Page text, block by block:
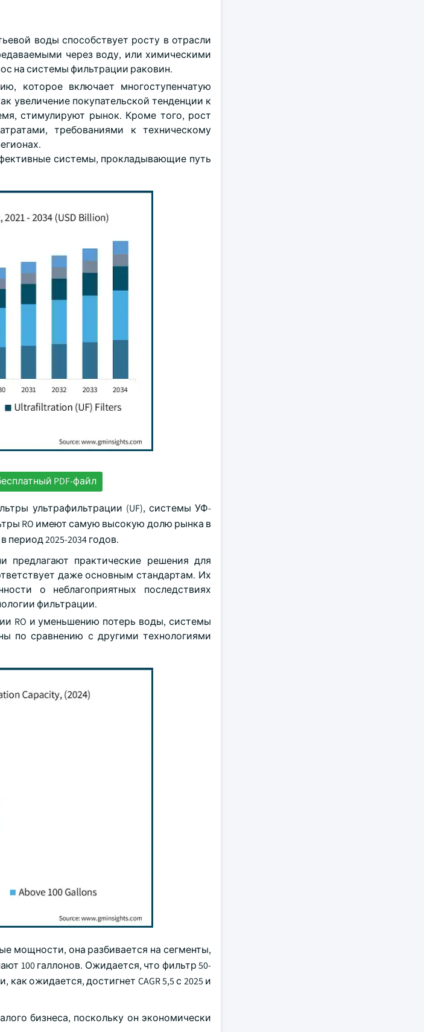
воды способствует росту в отрасли
через воду, или химическими
на системы фильтрации раковин.
которое включает многоступенчатую
увеличение покупательской тенденции к
стимулируют рынок. Кроме того, рост
требованиями к техническому
системы, прокладывающие путь
PDF-файл
ультрафильтрации (UF), системы УФ-
RO имеют самую высокую долю рынка в
период 2025-2034 годов.
предлагают практические решения для
даже основным стандартам. Их
о неблагоприятных последствиях
фильтрации.
RO и уменьшению потерь воды, системы
по сравнению с другими технологиями
мощности, она разбивается на сегменты,
100 галлонов. Ожидается, что фильтр 50-
ожидается, достигнет CAGR 5,5 с 2025 и
бизнеса, поскольку он экономически